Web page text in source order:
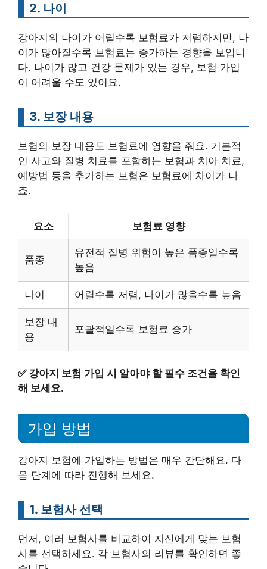
2. 나이
강아지의 나이가 어릴수록 보험료가 저렴하지만, 나
이가 많아질수록 보험료는 증가하는 경향을 보입니
다. 나이가 많고 건강 문제가 있는 경우, 보험 가입
이 어려울 수도 있어요.
3. 보장 내용
보험의 보장 내용도 보험료에 영향을 줘요. 기본적
인 사고와 질병 치료를 포함하는 보험과 치아 치료,
예방법 등을 추가하는 보험은 보험료에 차이가 나
죠.
요소 보험료 영향
품종
유전적 질병 위험이 높은 품종일수록
높음
나이 어릴수록 저렴, 나이가 많을수록 높음
보장 내
용
포괄적일수록 보험료 증가
✅ 강아지 보험 가입 시 알아야 할 필수 조건을 확인
해 보세요.
가입 방법
강아지 보험에 가입하는 방법은 매우 간단해요. 다
음 단계에 따라 진행해 보세요.
1. 보험사 선택
먼저, 여러 보험사를 비교하여 자신에게 맞는 보험
사를 선택하세요. 각 보험사의 리뷰를 확인하면 좋